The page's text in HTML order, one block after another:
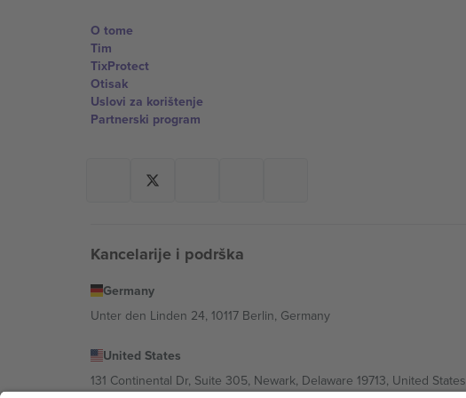
O tome
Tim
TixProtect
Otisak
Uslovi za korištenje
Partnerski program
Kancelarije i podrška
Germany
Unter den Linden 24, 10117 Berlin, Germany
United States
131 Continental Dr, Suite 305, Newark, Delaware 19713, United States